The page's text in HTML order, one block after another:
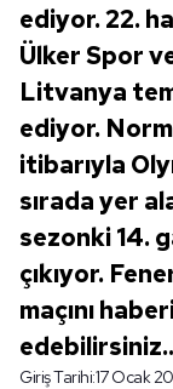
ediyor. 22.
Ülker Spor
Litvanya
ediyor.
itibarıyla
sırada yer
sezonki 14.
çıkıyor.
maçını
Giriş Tarihi:17 Ocak